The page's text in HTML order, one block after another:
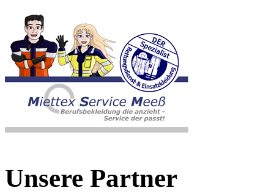
Unsere Partner